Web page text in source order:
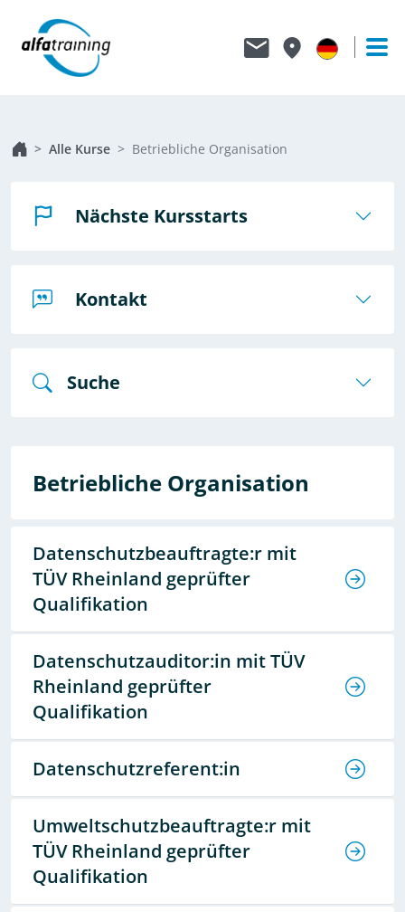
Alle Kurse Betriebliche Organisation
Nächste Kursstarts
Suche
Kontakt
Betriebliche Organisation
Datenschutzbeauftragte:r mit
TÜV Rheinland geprüfter
Qualifikation
Datenschutzauditor:in mit TÜV
Rheinland geprüfter
Qualifikation
Datenschutzreferent:in
Umweltschutzbeauftragte:r mit
TÜV Rheinland geprüfter
Qualifikation